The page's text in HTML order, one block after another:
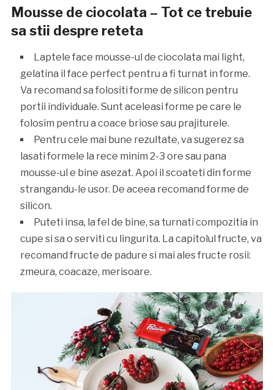
Mousse de ciocolata – Tot ce trebuie
sa stii despre reteta
Laptele face mousse-ul de ciocolata mai light,
gelatina il face perfect pentru a fi turnat in forme.
Va recomand sa folositi forme de silicon pentru
portii individuale. Sunt aceleasi forme pe care le
folosim pentru a coace briose sau prajiturele.
Pentru cele mai bune rezultate, va sugerez sa
lasati formele la rece minim 2-3 ore sau pana
mousse-ul e bine asezat. Apoi il scoateti din forme
strangandu-le usor. De aceea recomand forme de
silicon.
Puteti insa, la fel de bine, sa turnati compozitia in
cupe si sa o serviti cu lingurita. La capitolul fructe, va
recomand fructe de padure si mai ales fructe rosii:
zmeura, coacaze, merisoare.